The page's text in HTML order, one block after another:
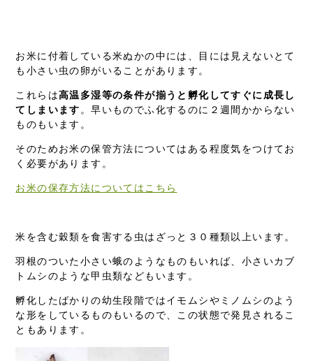
お米に付着している米ぬかの中には、目には見えないとて
も小さい虫の卵がいることがあります。
これらは高温多湿等の条件が揃うと孵化してすぐに成長し
てしまいます 。早いものでふ化するのに２週間かからない
ものもいます。
そのためお米の保管方法についてはある程度気をつけてお
く必要があります。
お米の保存方法についてはこちら
米を含む穀類を食害する虫はざっと３０種類以上います。
羽根のついた小さい蛾のようなものもいれば、小さいカブ
トムシのような甲虫類などもいます。
孵化したばかりの幼生段階ではイモムシやミノムシのよう
な形をしているものもいるので、この状態で発見されるこ
ともあります。